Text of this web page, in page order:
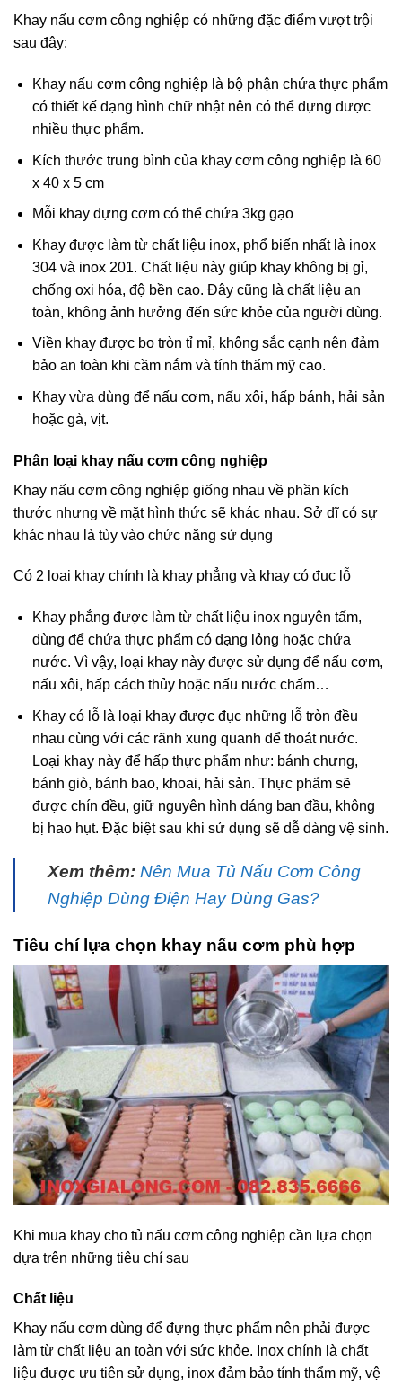
Khay nấu cơm công nghiệp có những đặc điểm vượt trội
sau đây:
Khay nấu cơm công nghiệp là bộ phận chứa thực phẩm
có thiết kế dạng hình chữ nhật nên có thể đựng được
nhiều thực phẩm.
Kích thước trung bình của khay cơm công nghiệp là 60
x 40 x 5 cm
Mỗi khay đựng cơm có thể chứa 3kg gạo
Khay được làm từ chất liệu inox, phổ biến nhất là inox
304 và inox 201. Chất liệu này giúp khay không bị gỉ,
chống oxi hóa, độ bền cao. Đây cũng là chất liệu an
toàn, không ảnh hưởng đến sức khỏe của người dùng.
Viền khay được bo tròn tỉ mỉ, không sắc cạnh nên đảm
bảo an toàn khi cầm nắm và tính thẩm mỹ cao.
Khay vừa dùng để nấu cơm, nấu xôi, hấp bánh, hải sản
hoặc gà, vịt.
Phân loại khay nấu cơm công nghiệp
Khay nấu cơm công nghiệp giống nhau về phần kích
thước nhưng về mặt hình thức sẽ khác nhau. Sở dĩ có sự
khác nhau là tùy vào chức năng sử dụng
Có 2 loại khay chính là khay phẳng và khay có đục lỗ
Khay phẳng được làm từ chất liệu inox nguyên tấm,
dùng để chứa thực phẩm có dạng lỏng hoặc chứa
nước. Vì vậy, loại khay này được sử dụng để nấu cơm,
nấu xôi, hấp cách thủy hoặc nấu nước chấm…
Khay có lỗ là loại khay được đục những lỗ tròn đều
nhau cùng với các rãnh xung quanh để thoát nước.
Loại khay này để hấp thực phẩm như: bánh chưng,
bánh giò, bánh bao, khoai, hải sản. Thực phẩm sẽ
được chín đều, giữ nguyên hình dáng ban đầu, không
bị hao hụt. Đặc biệt sau khi sử dụng sẽ dễ dàng vệ sinh.
Xem thêm: Nên Mua Tủ Nấu Cơm Công
Nghiệp Dùng Điện Hay Dùng Gas?
Tiêu chí lựa chọn khay nấu cơm phù hợp
Khi mua khay cho tủ nấu cơm công nghiệp cần lựa chọn
dựa trên những tiêu chí sau
Chất liệu
Khay nấu cơm dùng để đựng thực phẩm nên phải được
làm từ chất liệu an toàn với sức khỏe. Inox chính là chất
liệu được ưu tiên sử dụng, inox đảm bảo tính thẩm mỹ, vệ